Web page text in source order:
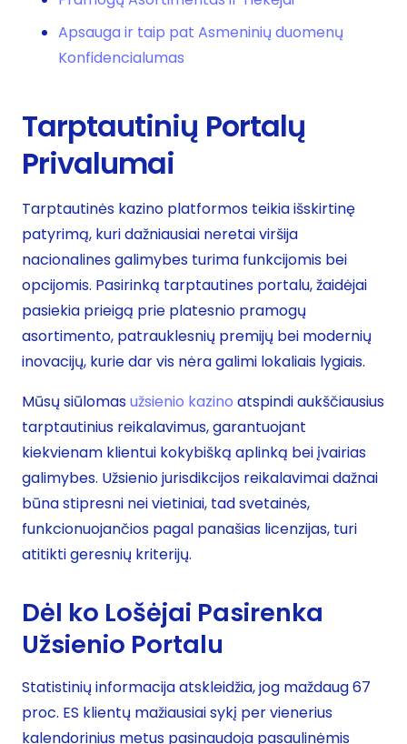
Apsauga ir taip pat Asmeninių duomenų
Konfidencialumas
Tarptautinių Portalų
Privalumai
Tarptautinės kazino platformos teikia išskirtinę
patyrimą, kuri dažniausiai neretai viršija
nacionalines galimybes turima funkcijomis bei
opcijomis. Pasirinką tarptautines portalu, žaidėjai
pasiekia prieigą prie platesnio pramogų
asortimento, patrauklesnių premijų bei modernių
inovacijų, kurie dar vis nėra galimi lokaliais lygiais.
Mūsų siūlomasužsienio kazino atspindi aukščiausius
tarptautinius reikalavimus, garantuojant
kiekvienam klientui kokybišką aplinką bei įvairias
galimybes. Užsienio jurisdikcijos reikalavimai dažnai
būna stipresni nei vietiniai, tad svetainės,
funkcionuojančios pagal panašias licenzijas, turi
atitikti geresnių kriterijų.
Dėl ko Lošėjai Pasirenka
Užsienio Portalu
Statistinių informacija atskleidžia, jog maždaug 67
proc. ES klientų mažiausiai sykį per vienerius
kalendorinius metus pasinaudoja pasaulinėmis